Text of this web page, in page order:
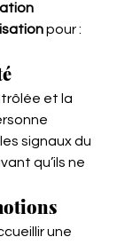
pour :
et la
signaux du
qu’ils ne
une